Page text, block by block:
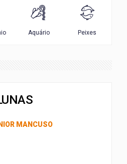
MANCUSO